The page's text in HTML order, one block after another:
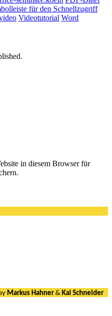
für den Schnellzugriff
Videotutorial Word
in diesem Browser für
Markus Hahner & Kai Schneider